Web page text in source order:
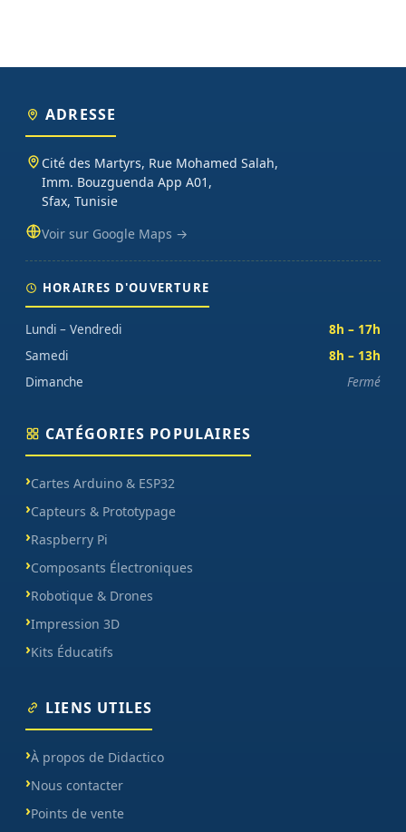
ADRESSE
Cité des Martyrs, Rue Mohamed Salah,
Imm. Bouzguenda App A01,
Sfax, Tunisie
Voir sur Google Maps →
HORAIRES D'OUVERTURE
Lundi – Vendredi
8h – 17h
Samedi
8h – 13h
Dimanche
Fermé
CATÉGORIES POPULAIRES
Cartes Arduino & ESP32
Capteurs & Prototypage
Raspberry Pi
Composants Électroniques
Robotique & Drones
Impression 3D
Kits Éducatifs
LIENS UTILES
À propos de Didactico
Nous contacter
Points de vente